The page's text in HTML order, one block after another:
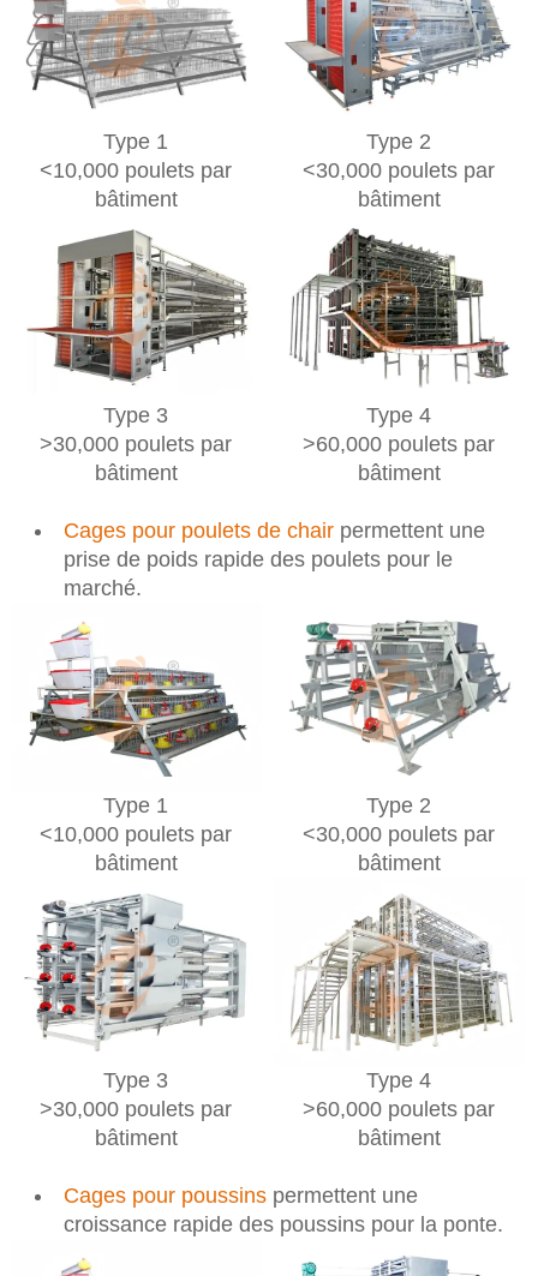
Type 1
<10,000 poulets par
bâtiment
Type 2
<30,000 poulets par
bâtiment
Type 3
>30,000 poulets par
bâtiment
Type 4
>60,000 poulets par
bâtiment
Cages pour poulets de chairpermettent une
prise de poids rapide des poulets pour le
marché.
Type 1
<10,000 poulets par
bâtiment
Type 2
<30,000 poulets par
bâtiment
Type 3
>30,000 poulets par
bâtiment
Type 4
>60,000 poulets par
bâtiment
Cages pour poussinspermettent une
croissance rapide des poussins pour la ponte.